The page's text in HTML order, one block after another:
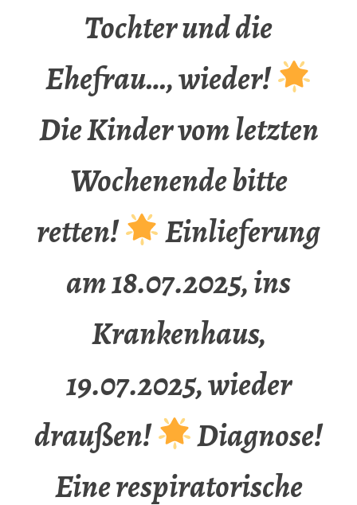
Tochter und die
Ehefrau…, wieder!
Die Kinder vom letzten
Wochenende bitte
retten!
Einlieferung
am 18.07.2025, ins
Krankenhaus,
19.07.2025, wieder
draußen!
Diagnose!
Eine respiratorische